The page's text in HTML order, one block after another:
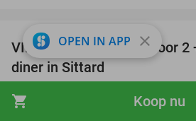
shopping_cart Koop nu
VIP-overnachting(en) voor 2
diner in Sittard
Sittard
OPEN IN APP close